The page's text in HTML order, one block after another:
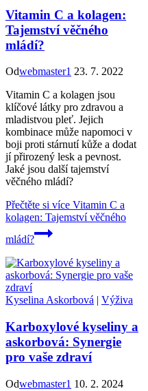
Vitamin C a kolagen:
Tajemství věčného
mládí?
Odwebmaster1 23. 7. 2022
Vitamin C a kolagen jsou
klíčové látky pro zdravou a
mladistvou pleť. Jejich
kombinace může napomoci v
boji proti stárnutí kůže a dodat
jí přirozený lesk a pevnost.
Jaké jsou další tajemství
věčného mládí?
Přečtěte si více Vitamin C a
kolagen: Tajemství věčného
mládí?
Kyselina Askorbová | Výživa
Karboxylové kyseliny a
askorbová: Synergie
pro vaše zdraví
Odwebmaster1 10. 2. 2024